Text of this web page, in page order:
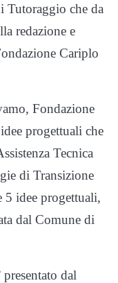
Tutoraggio che da
redazione e
Cariplo
Fondazione
progettuali che
Tecnica
di Transizione
idee progettuali,
dal Comune di
dal